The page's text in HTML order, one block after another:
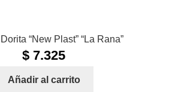
“New Plast” “La Rana”
$ 7.325
Añadir al carrito